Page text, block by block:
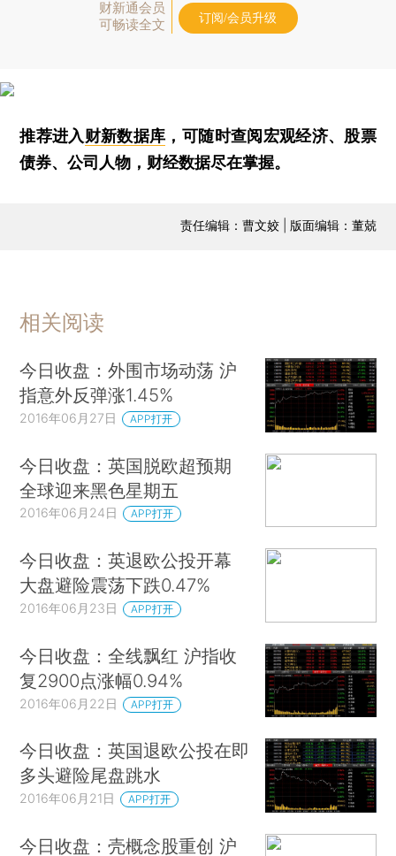
财新通会员
可畅读全文
订阅/会员升级
推荐进入财新数据库 ，可随时查阅宏观经济、股票
债券、公司人物，财经数据尽在掌握。
责任编辑：曹文姣 | 版面编辑：董兢
相关阅读
今日收盘：外围市场动荡 沪
指意外反弹涨1.45%
2016年06月27日 APP打开
今日收盘：英国脱欧超预期
全球迎来黑色星期五
2016年06月24日 APP打开
今日收盘：英退欧公投开幕
大盘避险震荡下跌0.47%
2016年06月23日 APP打开
今日收盘：全线飘红 沪指收
复2900点涨幅0.94%
2016年06月22日 APP打开
今日收盘：英国退欧公投在即
多头避险尾盘跳水
2016年06月21日 APP打开
今日收盘：壳概念股重创 沪